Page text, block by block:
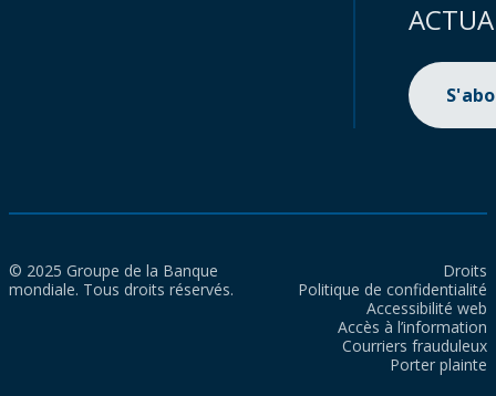
© 2025 Groupe de la Banque
mondiale. Tous droits réservés.
Droits
Politique de confidentialité
Accessibilité web
Accès à l’information
Courriers frauduleux
Porter plainte